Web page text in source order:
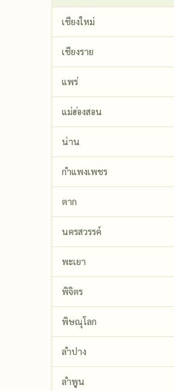
เชียงใหม่
เชียงราย
แพร่
แม่ฮ่องสอน
น่าน
กำแพงเพชร
ตาก
นครสวรรค์
พะเยา
พิจิตร
พิษณุโลก
ลำปาง
ลำพูน